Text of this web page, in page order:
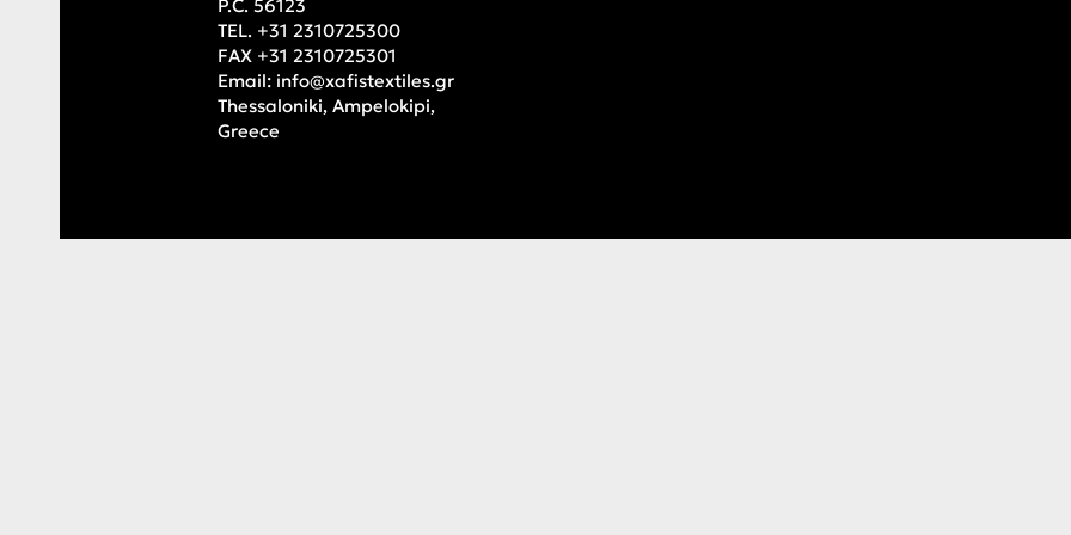
P.C. 56123
TEL. +31 2310725300
FAX +31 2310725301
Email: info@xafistextiles.gr
Thessaloniki, Ampelokipi,
Greece